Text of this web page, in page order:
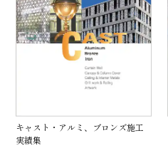
キャスト・アルミ、ブロンズ施工
実績集